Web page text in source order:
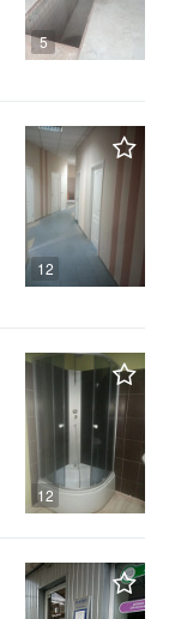
5
12
12